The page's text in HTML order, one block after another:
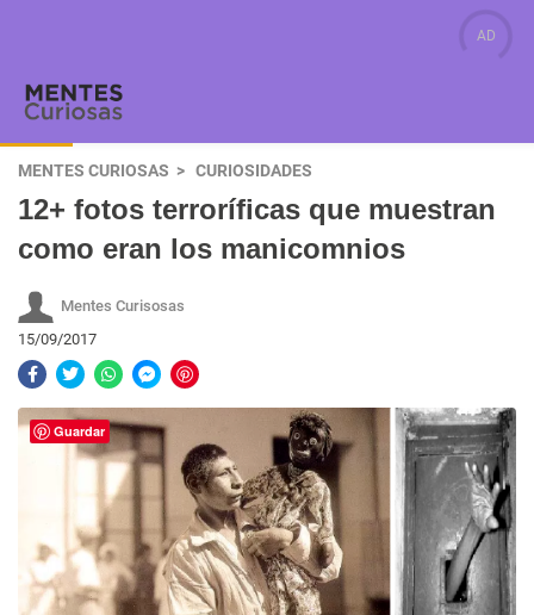
MENTES CURIOSAS CURIOSIDADES
12+ fotos terroríficas que muestran
como eran los manicomnios
Mentes Curisosas
15/09/2017
Guardar